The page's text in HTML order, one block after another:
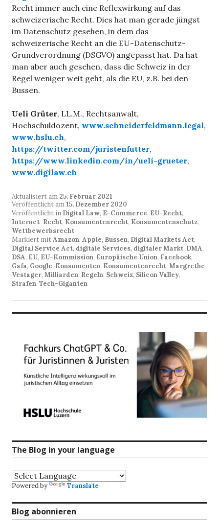
Recht immer auch eine Reflexwirkung auf das
schweizerische Recht. Dies hat man gerade jüngst
im Datenschutz gesehen, in dem das
schweizerische Recht an die EU-Datenschutz-
Grundverordnung (DSGVO) angepasst hat. Da hat
man aber auch gesehen, dass die Schweiz in der
Regel weniger weit geht, als die EU, z.B. bei den
Bussen.
Ueli Grüter, LL.M., Rechtsanwalt,
Hochschuldozent, www.schneiderfeldmann.legal,
www.hslu.ch,
https://twitter.com/juristenfutter,
https://www.linkedin.com/in/ueli-grueter,
www.digilaw.ch
Aktualisiert am 25. Februar 2021
Veröffentlicht am15. Dezember 2020
Veröffentlicht in Digital Law, E-Commerce, EU-Recht,
Internet-Recht, Konsumentenrecht, Konsumentenschutz,
Wettbewerbsrecht
Markiert mitAmazon, Apple, Bussen, Digital Markets Act,
Digital Service Act, digitale Services, digitaler Markt, DMA,
DSA, EU, EU-Kommission, Europäische Union, Facebook,
Gafa, Google, Konsumenten, Konsumentenrecht, Margrethe
Vestager, Milliarden, Regeln, Schweiz, Silicon Valley,
Strafen, Tech-Giganten
The Blog in your language
Powered by Translate
Blog abonnieren